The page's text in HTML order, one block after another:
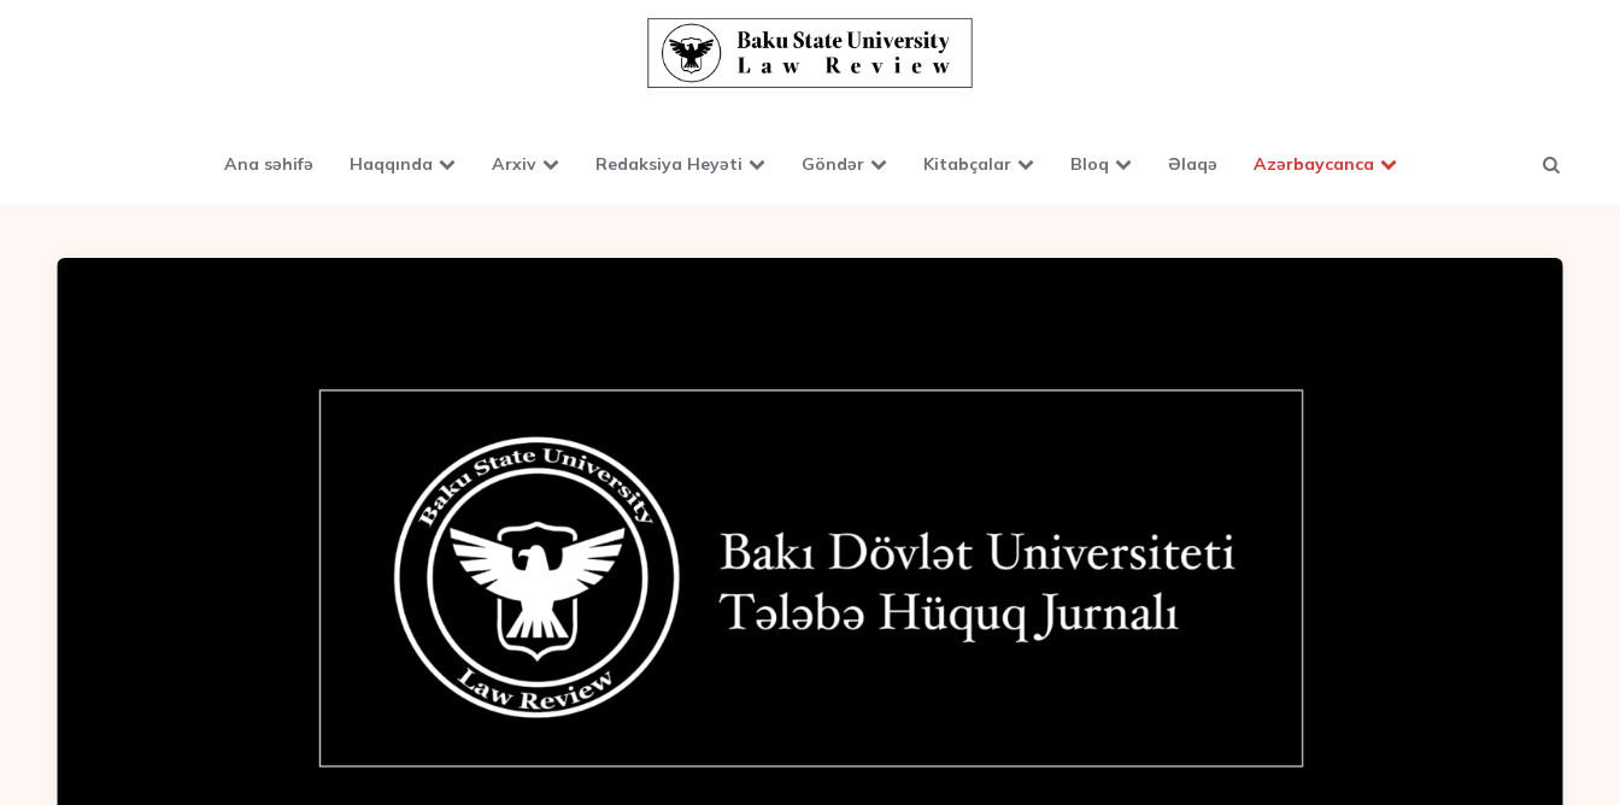
Ana səhifə Haqqında Arxiv Redaksiya Heyəti Göndər Kitabçalar Bloq Əlaqə Azərbaycanca